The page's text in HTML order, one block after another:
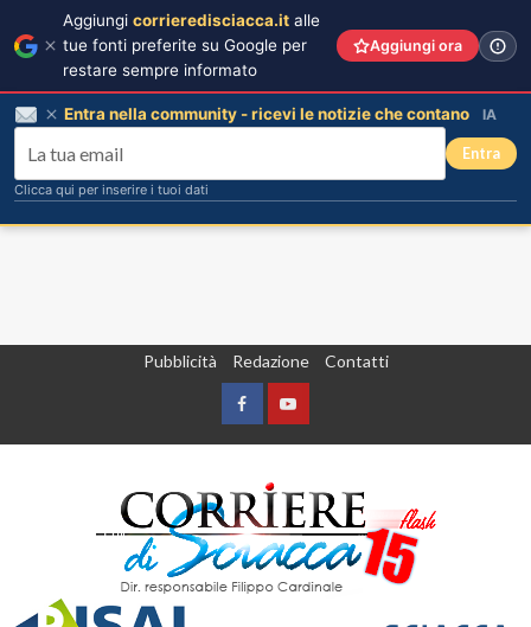
Pubblicità Redazione Contatti
FacebookYountube
Aggiungi corrieredisciacca.it alle
tue fonti preferite su Google per
restare sempre informato
Aggiungi ora
Entra nella community - ricevi le notizie che contano IA
Entra
Clicca qui per inserire i tuoi dati